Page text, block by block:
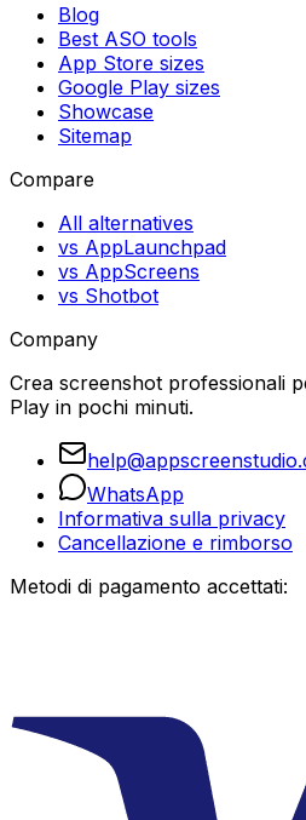
Blog
Best ASO tools
App Store sizes
Google Play sizes
Showcase
Sitemap
Compare
All alternatives
vs AppLaunchpad
vs AppScreens
vs Shotbot
Company
Crea screenshot professionali
Play in pochi minuti.
WhatsApp
Informativa sulla privacy
Cancellazione e rimborso
Metodi di pagamento accettati: